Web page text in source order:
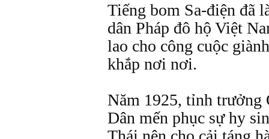
Tiếng bom Sa-điện đã
dân Pháp đô hộ Việt
lao cho công cuộc
khắp nơi nơi.
Năm 1925, tỉnh trưởng
Dân mến phục sự hy